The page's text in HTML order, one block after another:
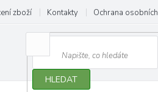
zboží Kontakty Ochrana
HLEDAT